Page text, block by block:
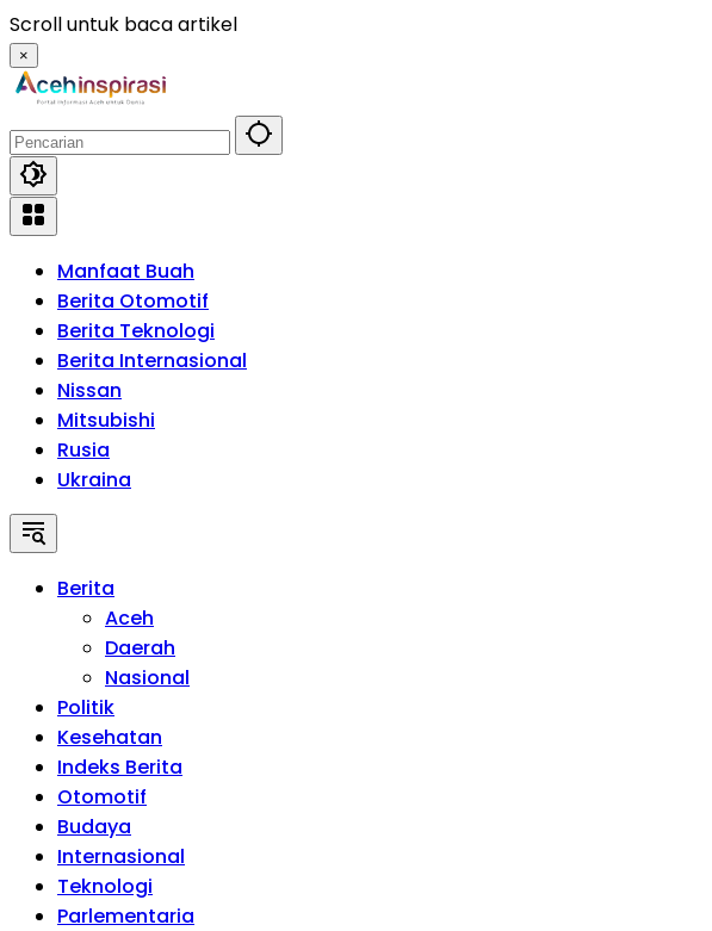
Langsung
ke
konten
Scroll untuk baca artikel
×
Manfaat Buah
Berita Otomotif
Berita Teknologi
Berita Internasional
Nissan
Mitsubishi
Rusia
Ukraina
Berita
Aceh
Daerah
Nasional
Politik
Kesehatan
Indeks Berita
Otomotif
Budaya
Internasional
Teknologi
Parlementaria